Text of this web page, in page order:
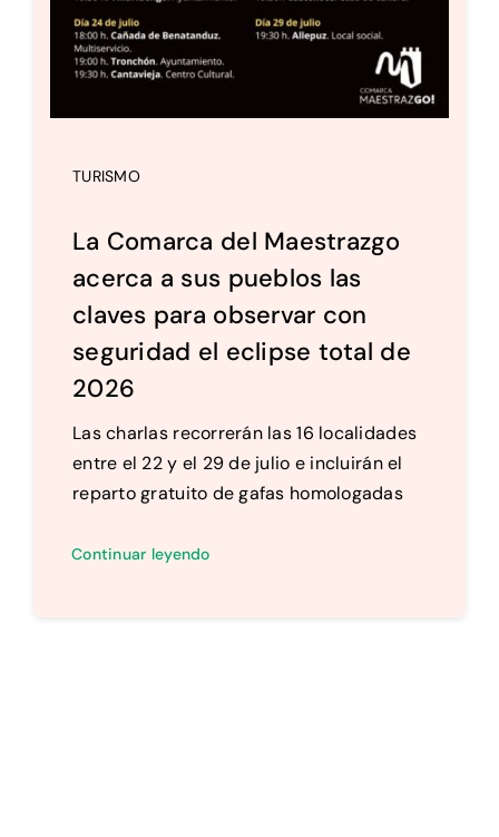
TURISMO
La Comarca del Maestrazgo
acerca a sus pueblos las
claves para observar con
seguridad el eclipse total de
2026
Las charlas recorrerán las 16 localidades
entre el 22 y el 29 de julio e incluirán el
reparto gratuito de gafas homologadas
Continuar leyendo